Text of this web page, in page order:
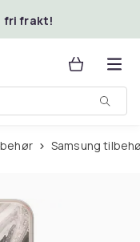
fri frakt!
Samsung